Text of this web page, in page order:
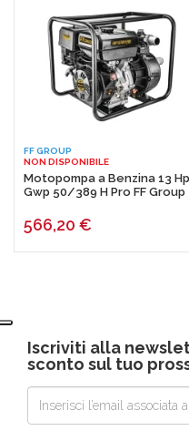
FF GROUP
NON DISPONIBILE
Motopompa a Benzina 13 Hp
Gwp 50/389 H Pro FF Group
566,20 €
Iscriviti alla
sconto sul tuo